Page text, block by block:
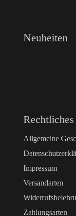
Neuheiten
Rechtliches
Allgemeine
Impressum
Versandarten
Zahlungsarten